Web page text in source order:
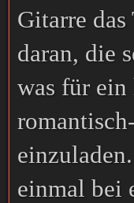
Gitarre
daran, die
was für ein
einmal bei